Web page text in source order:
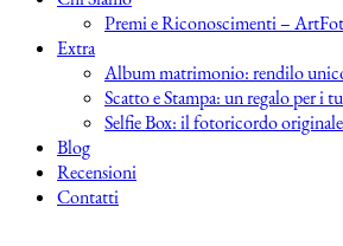
Premi e Riconoscimenti –
Extra
Album matrimonio: rendilo
Scatto e Stampa: un regalo per i
Selfie Box: il fotoricordo
Blog
Recensioni
Contatti